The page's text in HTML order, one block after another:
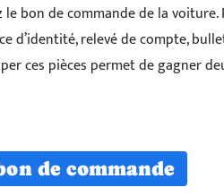
bon de commande de la voiture.
d’identité, relevé de compte,
ces pièces permet de gagner
de commande